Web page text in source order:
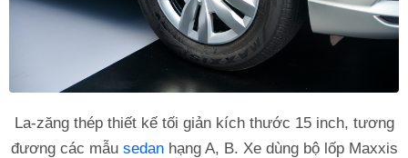
La-zăng thép thiết kế tối giản kích thước 15 inch, tương
đương các mẫu sedanhạng A, B. Xe dùng bộ lốp Maxxis